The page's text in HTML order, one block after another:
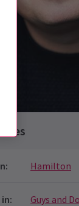
: Hamilton
:
Guys and